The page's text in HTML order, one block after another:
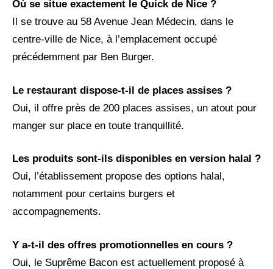
Où se situe exactement le Quick de Nice ?
Il se trouve au 58 Avenue Jean Médecin, dans le
centre-ville de Nice, à l’emplacement occupé
précédemment par Ben Burger.
Le restaurant dispose-t-il de places assises ?
Oui, il offre près de 200 places assises, un atout pour
manger sur place en toute tranquillité.
Les produits sont-ils disponibles en version halal ?
Oui, l’établissement propose des options halal,
notamment pour certains burgers et
accompagnements.
Y a-t-il des offres promotionnelles en cours ?
Oui, le Suprême Bacon est actuellement proposé à